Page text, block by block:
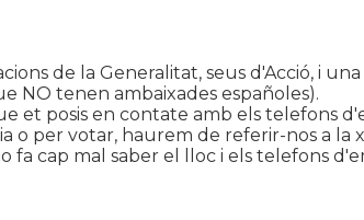
de la Generalitat, seus d'Acció, i
NO tenen ambaixades españoles).
et posis en contate amb els telefons
per votar, haurem de referir-nos a la
cap mal saber el lloc i els telefons